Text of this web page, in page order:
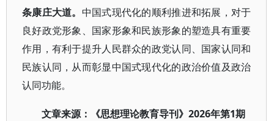
条康庄大道。 中国式现代化的顺利推进和拓展，对于
良好政党形象、国家形象和民族形象的塑造具有重要
作用，有利于提升人民群众的政党认同、国家认同和
民族认同，从而彰显中国式现代化的政治价值及政治
认同功能。
文章来源：《思想理论教育导刊》 2026年第1期